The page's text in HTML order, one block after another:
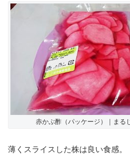
赤かぶ酢（パッケージ）｜まる
薄くスライスした株は良い食感。